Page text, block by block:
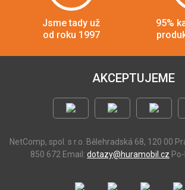
Jsme tady už
od roku 1997
95%
AKCEPTUJEME
NetComp, spol. s r.o. Bělehradská 68, 120 00
850 672 Email: dotazy@huramobil.cz